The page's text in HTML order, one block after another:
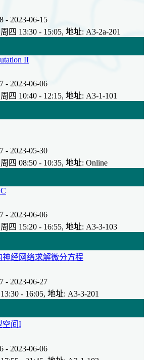
- 2023-06-15
四 13:30 - 15:05, 地址: A3-2a-201
II
- 2023-06-06
四 10:40 - 12:15, 地址: A3-1-101
- 2023-05-30
四 08:50 - 10:35, 地址: Online
- 2023-06-06
四 15:20 - 16:55, 地址: A3-3-103
经网络求解微分方程
- 2023-06-27
- 16:05, 地址: A3-3-201
空间I
- 2023-06-06